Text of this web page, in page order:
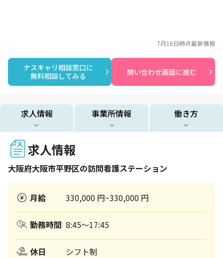
ナスキャリ相談窓口に
無料相談してみる
問い合わせ画面に進む
7月16日時点最新情報
求人情報 事業所情報 働き方
求人情報
大阪府大阪市平野区の訪問看護ステーション
月給 330,000 円~330,000 円
勤務時間 8:45～17:45
休日 シフト制